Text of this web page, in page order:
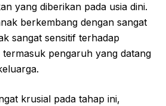
yang diberikan pada usia dini.
berkembang dengan sangat
sangat sensitif terhadap
pengaruh yang datang
krusial pada tahap ini,